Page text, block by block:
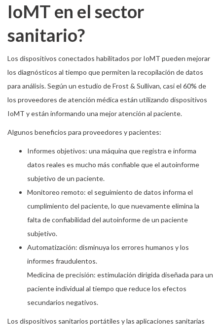
IoMT en el sector
sanitario?
Los dispositivos conectados habilitados por IoMT pueden mejorar
los diagnósticos al tiempo que permiten la recopilación de datos
para análisis. Según un estudio de Frost & Sullivan, casi el 60% de
los proveedores de atención médica están utilizando dispositivos
IoMT y están informando una mejor atención al paciente.
Algunos beneficios para proveedores y pacientes:
Informes objetivos: una máquina que registra e informa
datos reales es mucho más confiable que el autoinforme
subjetivo de un paciente.
Monitoreo remoto: el seguimiento de datos informa el
cumplimiento del paciente, lo que nuevamente elimina la
falta de confiabilidad del autoinforme de un paciente
subjetivo.
Automatización: disminuya los errores humanos y los
informes fraudulentos.
Medicina de precisión: estimulación dirigida diseñada para un
paciente individual al tiempo que reduce los efectos
secundarios negativos.
Los dispositivos sanitarios portátiles y las aplicaciones sanitarias